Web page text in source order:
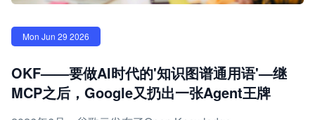
Mon Jun 29 2026
OKF——要做AI时代的'知识图谱通用语'—继
MCP之后，Google又扔出一张Agent王牌